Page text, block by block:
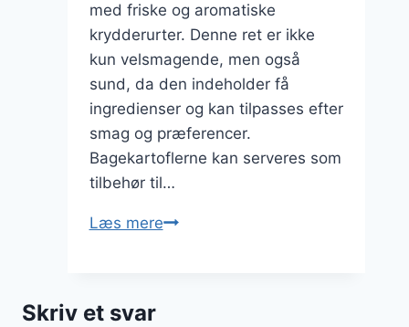
med friske og aromatiske
krydderurter. Denne ret er ikke
kun velsmagende, men også
sund, da den indeholder få
ingredienser og kan tilpasses efter
smag og præferencer.
Bagekartoflerne kan serveres som
tilbehør til…
Læs mereBagekartofler
Skriv et svar